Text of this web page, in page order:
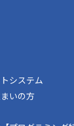
システム
いの方